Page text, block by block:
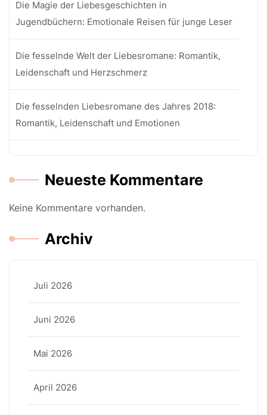
Die Magie der Liebesgeschichten in
Jugendbüchern: Emotionale Reisen für junge Leser
Die fesselnde Welt der Liebesromane: Romantik,
Leidenschaft und Herzschmerz
Die fesselnden Liebesromane des Jahres 2018:
Romantik, Leidenschaft und Emotionen
Neueste Kommentare
Keine Kommentare vorhanden.
Archiv
Juli 2026
Juni 2026
Mai 2026
April 2026